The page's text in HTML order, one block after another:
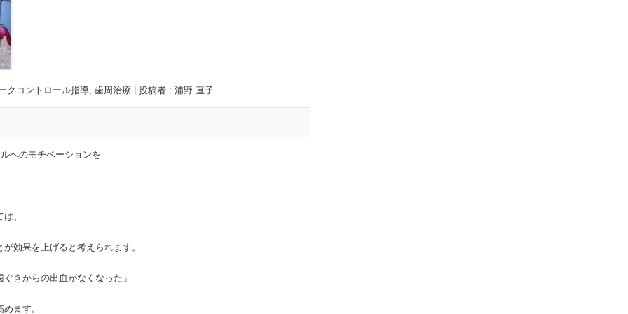
クコントロール指導, 歯周治療 投稿者 : 浦野 直子
へのモチベーションを
、
効果を上げると考えられます。
きからの出血がなくなった」
ます。